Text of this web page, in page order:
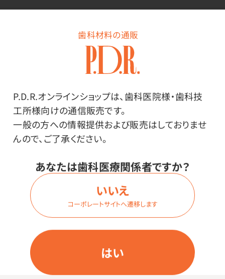
歯科材料の通販
P.D.R.オンラインショップは、歯科医院様・歯科技
工所様向けの通信販売です。
一般の方への情報提供および販売はしておりませ
んので、ご了承ください。
あなたは歯科医療関係者ですか？
はい
いいえ
コーポレートサイトへ遷移します
●原材料／アサイーラズベリー：ハイビスカス（ローゼ
ル）、アップル、ブラックベリーリーフ、ローズヒップ、オレ
セアベア：エキナセア、アップル、ローズヒップ、ブラック
ベリーリーフ、シナモン、ハイビスカス、ジンジャー、オレ
ンジピール、クローブ、チコリールート、香料、クエン酸
エルダーフラワーマスカット：ホワイトハイビスカス、ロー
トパウダー、香料 マヌカハニージンジャー：ジンジャ
ー、レモングラス、アップル、ブラックベリーリーフ、オレン
ジピール、ペパーミント、ステビア、ハチミツパウダー、レ
モンピール、ローズヒップ、香料、クエン酸 ムーンガー
デン：アップル、カモマイル、ブラックベリーリーフ、ハイビ
スカス(ローゼル)、ローズヒップ、チコリールート、香料、
クエン酸 プリンセスタイム：アップル、ハイビスカス、ブ
ラックベリーリーフ、ローズペタル、リコリスルート、チコ